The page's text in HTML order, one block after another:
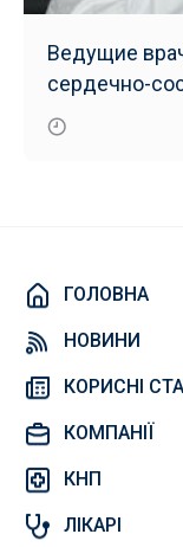
Ведущие
сердечно-
Амосова
ГОЛОВНА
НОВИНИ
КОРИСНІ
КОМПАНІЇ
КНП
ЛІКАРІ